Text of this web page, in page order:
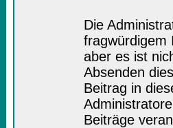
Die
fragwürdigem
aber es ist
Absenden
Beitrag in
Beiträge